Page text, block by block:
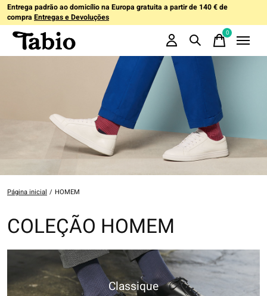
Entrega padrão ao domicílio na Europa gratuita a partir de 140 € de
compra Entregas e Devoluções
0items
Página inicial / HOMEM
COLEÇÃO HOMEM
Classique